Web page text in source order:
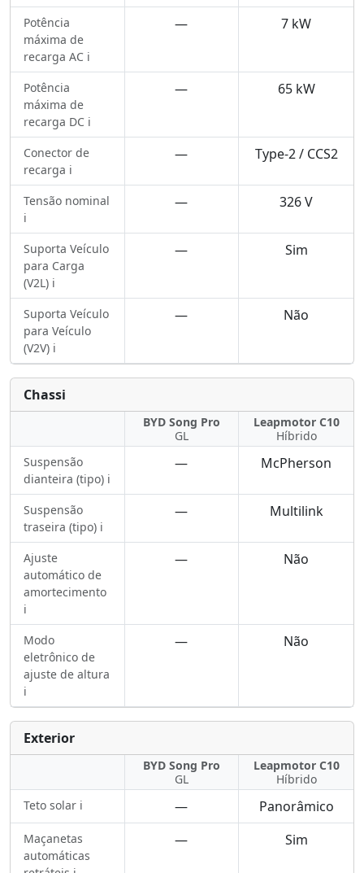
Potência
máxima de
recarga AC ℹ️
— 7 kW
Potência
máxima de
recarga DC ℹ️
— 65 kW
Conector de
recarga ℹ️
— Type-2 / CCS2
Tensão nominal
ℹ️
— 326 V
Suporta Veículo
para Carga
(V2L) ℹ️
— Sim
Suporta Veículo
para Veículo
(V2V) ℹ️
— Não
Chassi
BYD Song Pro
GL
Leapmotor C10
Híbrido
Suspensão
dianteira (tipo) ℹ️
— McPherson
Suspensão
traseira (tipo) ℹ️
— Multilink
Ajuste
automático de
amortecimento
ℹ️
— Não
Modo
eletrônico de
ajuste de altura
ℹ️
— Não
Exterior
BYD Song Pro
GL
Leapmotor C10
Híbrido
Teto solar ℹ️
— Panorâmico
Maçanetas
automáticas
— Sim